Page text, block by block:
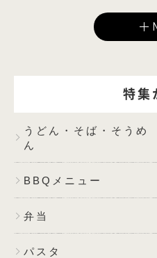
特集
うどん・そば・そうめ
ん
BBQメニュー
弁当
パスタ